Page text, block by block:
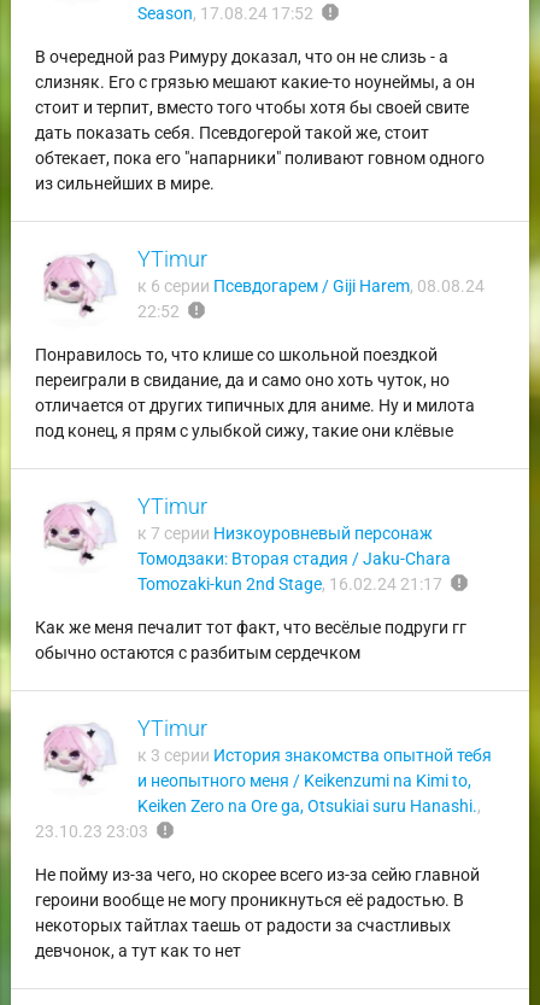
Season, 17.08.24 17:52 report
В очередной раз Римуру доказал, что он не слизь - а
слизняк. Его с грязью мешают какие-то ноунеймы, а он
стоит и терпит, вместо того чтобы хотя бы своей свите
дать показать себя. Псевдогерой такой же, стоит
обтекает, пока его "напарники" поливают говном одного
из сильнейших в мире.
YTimur
к 6 серии Псевдогарем / Giji Harem, 08.08.24
22:52 report
Понравилось то, что клише со школьной поездкой
переиграли в свидание, да и само оно хоть чуток, но
отличается от других типичных для аниме. Ну и милота
под конец, я прям с улыбкой сижу, такие они клёвые
YTimur
к 7 серии Низкоуровневый персонаж
Томодзаки: Вторая стадия / Jaku-Chara
Tomozaki-kun 2nd Stage, 16.02.24 21:17 report
Как же меня печалит тот факт, что весёлые подруги гг
обычно остаются с разбитым сердечком
YTimur
к 3 серии История знакомства опытной тебя
и неопытного меня / Keikenzumi na Kimi to,
Keiken Zero na Ore ga, Otsukiai suru Hanashi.,
23.10.23 23:03 report
Не пойму из-за чего, но скорее всего из-за сейю главной
героини вообще не могу проникнуться её радостью. В
некоторых тайтлах таешь от радости за счастливых
девчонок, а тут как то нет